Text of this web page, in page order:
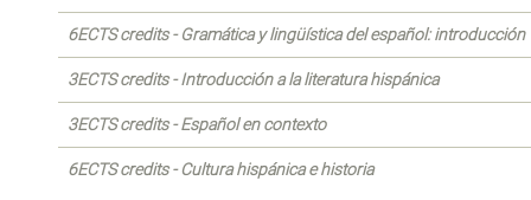
6ECTS credits - Gramática y lingüística del español: introducción
3ECTS credits - Introducción a la literatura hispánica
3ECTS credits - Español en contexto
6ECTS credits - Cultura hispánica e historia